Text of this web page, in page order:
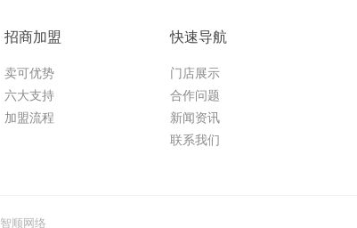
招商加盟
卖可优势
六大支持
加盟流程
快速导航
门店展示
合作问题
新闻资讯
联系我们
智顺网络